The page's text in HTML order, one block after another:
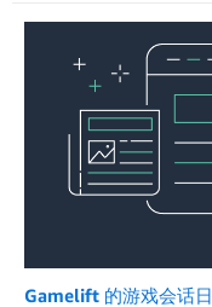
Gamelift 的游戏会话